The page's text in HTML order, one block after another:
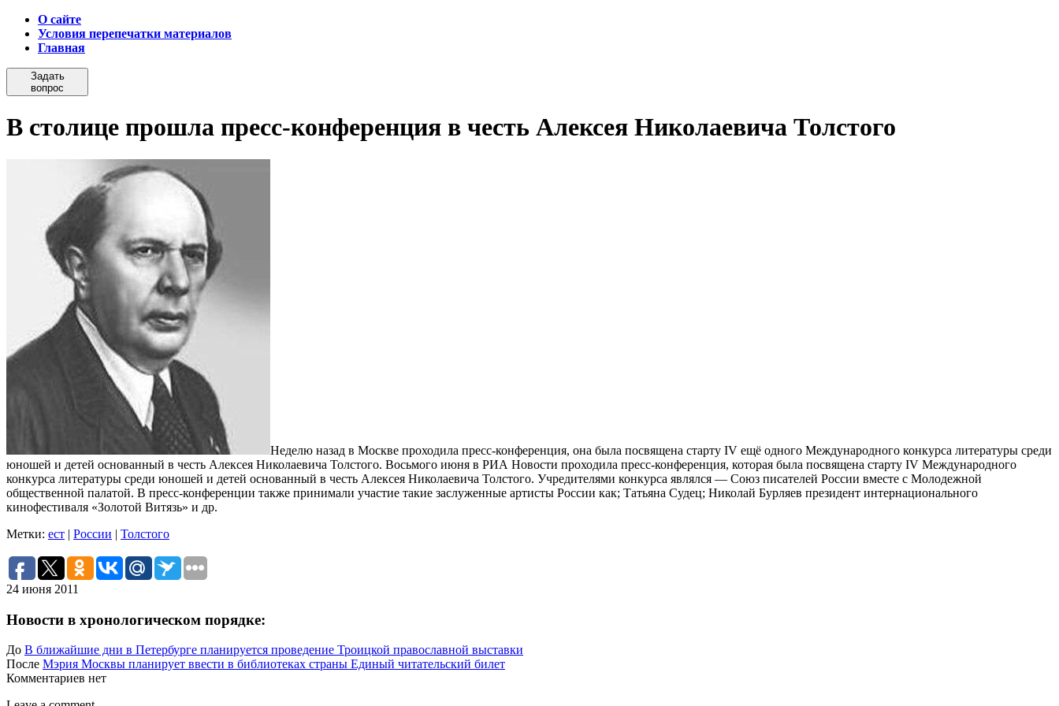
О сайте
Условия перепечатки материалов
Главная
Задать
вопрос
В столице прошла пресс-конференция в честь Алексея Николаевича Толстого
Неделю назад в Москве проходила пресс-конференция, она была посвящена старту IV ещё одного Международного конкурса литературы среди
юношей и детей основанный в честь Алексея Николаевича Толстого. Восьмого июня в РИА Новости проходила пресс-конференция, которая была посвящена старту IV Международного
конкурса литературы среди юношей и детей основанный в честь Алексея Николаевича Толстого. Учредителями конкурса являлся ― Союз писателей России вместе с Молодежной
общественной палатой. В пресс-конференции также принимали участие такие заслуженные артисты России как; Татьяна Судец; Николай Бурляев президент интернационального
кинофестиваля «Золотой Витязь» и др.
Метки: ест | России | Толстого
24 июня 2011
Новости в хронологическом порядке:
До В ближайшие дни в Петербурге планируется проведение Троицкой православной выставки
После Мэрия Москвы планирует ввести в библиотеках страны Единый читательский билет
Комментариев нет